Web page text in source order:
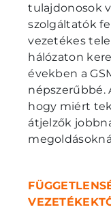
tulajdonosok
szolgáltatók
vezetékes
hálózaton
években a
népszerűbbé.
hogy miért
átjelzők